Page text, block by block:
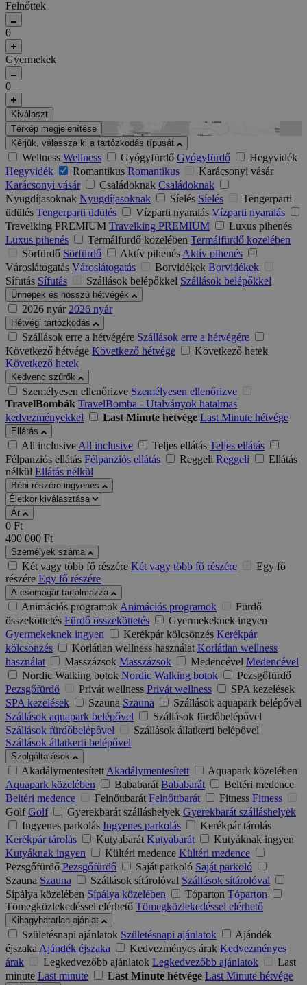
Felnőttek
0
Gyermekek
0
Kiválaszt
Térkép megjelenítése
Kérjük, válassza ki a tartózkodás típusát
Wellness Wellness Gyógyfürdő Gyógyfürdő
Hegyvidék
Hegyvidék
Romantikus Romantikus
Karácsonyi vásár
Karácsonyi vásár
Családoknak Családoknak
Nyugdíjasoknak Nyugdíjasoknak Síelés Síelés
Tengerparti
üdülés Tengerparti üdülés Vízparti nyaralás Vízparti nyaralás
Travelking PREMIUM Travelking PREMIUM
Luxus pihenés
Luxus pihenés
Termálfürdő közelében Termálfürdő közelében
Sörfürdő Sörfürdő Aktív pihenésAktív pihenés
Városlátogatás Városlátogatás Borvidékek Borvidékek
Sífutás Sífutás Szállások belépőkkel Szállások belépőkkel
Ünnepek és hosszú hétvégék
2026 nyár 2026 nyár
Hétvégi tartózkodás
Szállások erre a hétvégére Szállások erre a hétvégére
Következő hétvége Következő hétvége
Következő hetek
Következő hetek
Kedvenc szűrők
Személyesen ellenőrizve Személyesen ellenőrizve
TravelBombák TravelBomba - Utalványok hatalmas
kedvezményekkel
Last Minute hétvége Last Minute hétvége
Ellátás
All inclusiveAll inclusive Teljes ellátás Teljes ellátás
Félpanziós ellátás Félpanziós ellátás Reggeli Reggeli
Ellátás
nélkül Ellátás nélkül
Bébi részére ingyenes
Ár
0 Ft
400 000 Ft
Személyek száma
Két vagy több fő részére Két vagy több fő részére
Egy fő
részére Egy fő részére
A csomagár tartalmazza
Animációs programokAnimációs programok
Fürdő
összeköttetés Fürdő összeköttetés
Gyermekeknek ingyen
Gyermekeknek ingyen
Kerékpár kölcsönzés Kerékpár
kölcsönzés
Korlátlan wellness használat Korlátlan wellness
használat
Masszázsok Masszázsok Medencével Medencével
Nordic Walking botok Nordic Walking botok
Pezsgőfürdő
Pezsgőfürdő
Privát wellness Privát wellness
SPA kezelések
SPA kezelések
Szauna Szauna
Szállások aquapark belépővel
Szállások aquapark belépővel
Szállások fürdőbelépővel
Szállások fürdőbelépővel
Szállások állatkerti belépővel
Szállások állatkerti belépővel
Szolgáltatások
AkadálymentesítettAkadálymentesített
Aquapark közelében
Aquapark közelében
Bababarát Bababarát
Beltéri medence
Beltéri medence
Felnőttbarát Felnőttbarát Fitness Fitness
Golf Golf Gyerekbarát szálláshelyek Gyerekbarát szálláshelyek
Ingyenes parkolás Ingyenes parkolás
Kerékpár tárolás
Kerékpár tárolás
Kutyabarát Kutyabarát
Kutyáknak ingyen
Kutyáknak ingyen
Kültéri medence Kültéri medence
Pezsgőfürdő Pezsgőfürdő Saját parkoló Saját parkoló
Szauna Szauna Szállások sítárolóval Szállások sítárolóval
Sípálya közelében Sípálya közelében Tóparton Tóparton
Tömegközlekedéssel elérhető Tömegközlekedéssel elérhető
Kihagyhatatlan ajánlat
Születésnapi ajánlatok Születésnapi ajánlatok
Ajándék
éjszakaAjándék éjszaka Kedvezményes árak Kedvezményes
árak
Legkedvezőbb ajánlatok Legkedvezőbb ajánlatok
Last
minute Last minute Last Minute hétvége Last Minute hétvége